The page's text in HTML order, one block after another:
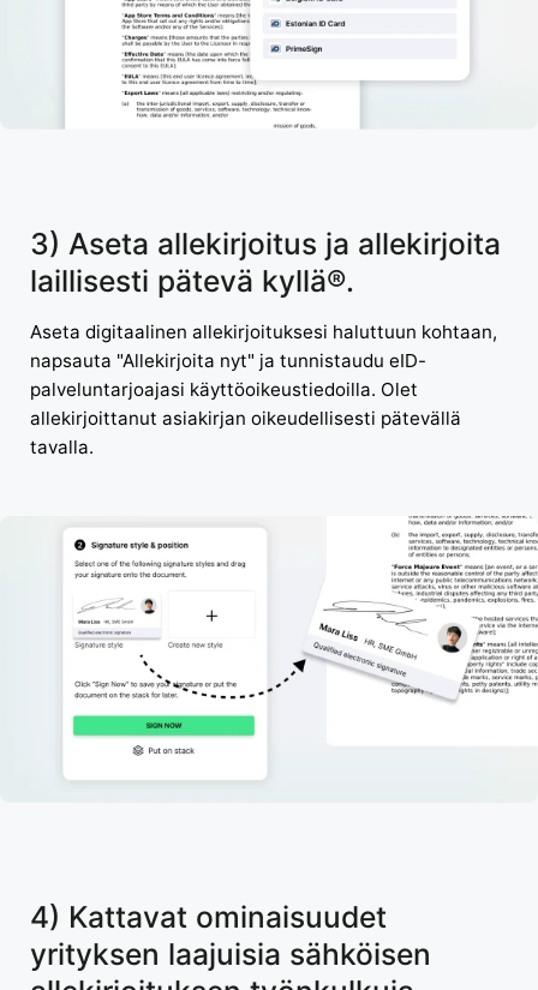
3) Aseta allekirjoitus ja allekirjoita
laillisesti pätevä kyllä®.
Aseta digitaalinen allekirjoituksesi haluttuun kohtaan,
napsauta "Allekirjoita nyt" ja tunnistaudu eID-
palveluntarjoajasi käyttöoikeustiedoilla. Olet
allekirjoittanut asiakirjan oikeudellisesti pätevällä
tavalla.
4) Kattavat ominaisuudet
yrityksen laajuisia sähköisen